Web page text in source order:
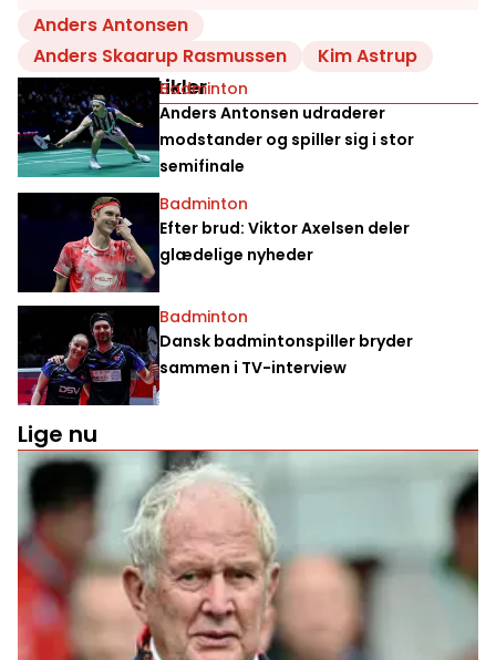
Anders Antonsen
Anders Skaarup Rasmussen
Kim Astrup
Relaterede artikler
Badminton
Anders Antonsen udraderer
modstander og spiller sig i stor
semifinale
Badminton
Efter brud: Viktor Axelsen deler
glædelige nyheder
Badminton
Dansk badmintonspiller bryder
sammen i TV-interview
Lige nu